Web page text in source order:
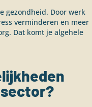
gezondheid. Door werk
verminderen en meer
Dat komt je algehele